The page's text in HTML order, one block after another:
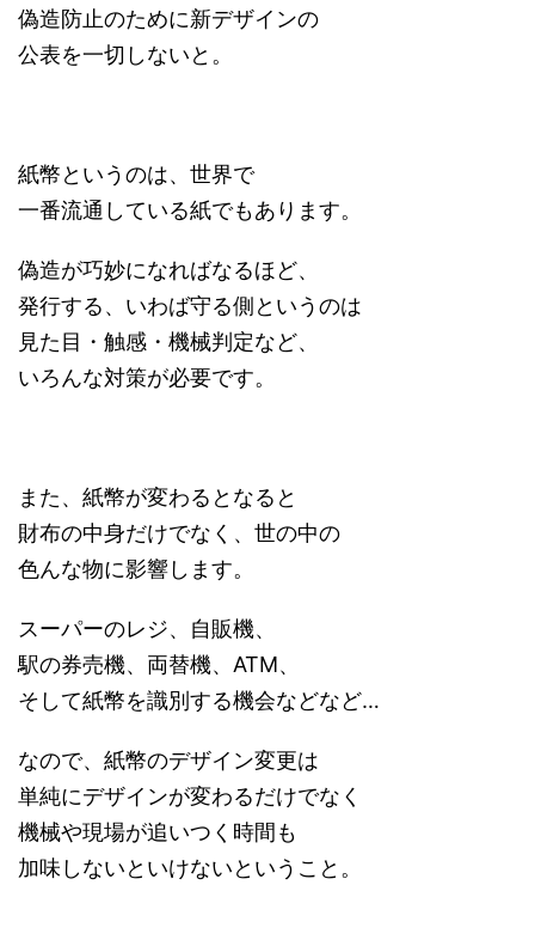
偽造防止のために新デザインの
公表を一切しないと。
紙幣というのは、世界で
一番流通している紙でもあります。
偽造が巧妙になればなるほど、
発行する、いわば守る側というのは
見た目・触感・機械判定など、
いろんな対策が必要です。
また、紙幣が変わるとなると
財布の中身だけでなく、世の中の
色んな物に影響します。
スーパーのレジ、自販機、
駅の券売機、両替機、ATM、
そして紙幣を識別する機会などなど…
なので、紙幣のデザイン変更は
単純にデザインが変わるだけでなく
機械や現場が追いつく時間も
加味しないといけないということ。